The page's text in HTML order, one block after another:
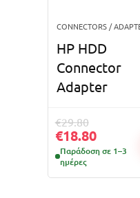
CONNECTORS /
HP HDD
Connector
Adapter
€29.80
€18.80
Παράδοση σε 1–3
ημέρες